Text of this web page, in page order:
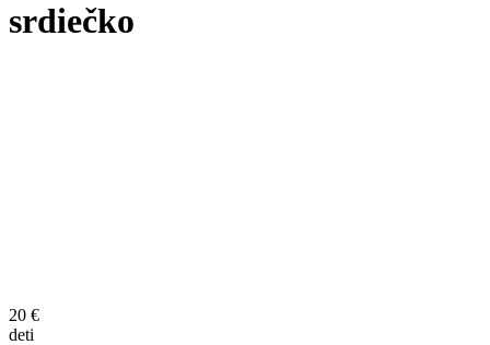
srdiečko
20 €
deti